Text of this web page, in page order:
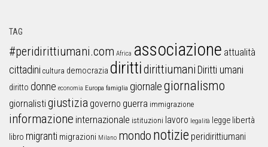
TAG
#peridirittiumani.com Africa associazione attualità
cittadini cultura democrazia dirittidirittiumani Diritti umani
diritto donne economia Europa famiglia giornalegiornalismo
giornalistigiustizia governo guerra immigrazione
informazione internazionale istituzioni lavoro legalità legge libertà
libro migranti migrazioni Milano mondo notizie peridirittiumani